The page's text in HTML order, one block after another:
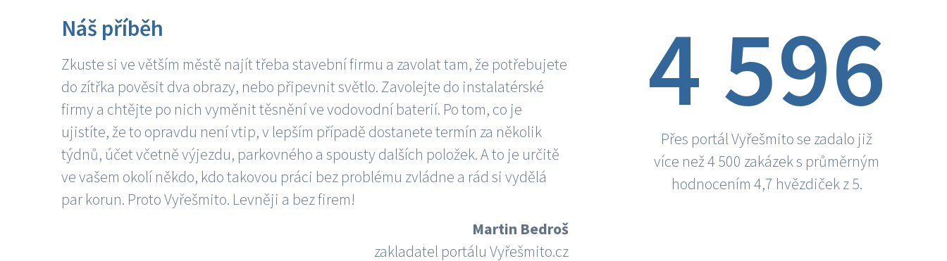
Náš příběh
Zkuste si ve větším městě najít třeba stavební firmu a zavolat tam, že potřebujete
do zítřka pověsit dva obrazy, nebo připevnit světlo. Zavolejte do instalatérské
firmy a chtějte po nich vyměnit těsnění ve vodovodní baterií. Po tom, co je
ujistíte, že to opravdu není vtip, v lepším případě dostanete termín za několik
týdnů, účet včetně výjezdu, parkovného a spousty dalších položek. A to je určitě
ve vašem okolí někdo, kdo takovou práci bez problému zvládne a rád si vydělá
par korun. Proto Vyřešmito. Levněji a bez firem!
Martin Bedroš
zakladatel portálu Vyřešmito.cz
4 596
Přes portál Vyřešmito se zadalo již
více než 4 500 zakázek s průměrným
hodnocením 4,7 hvězdiček z 5.